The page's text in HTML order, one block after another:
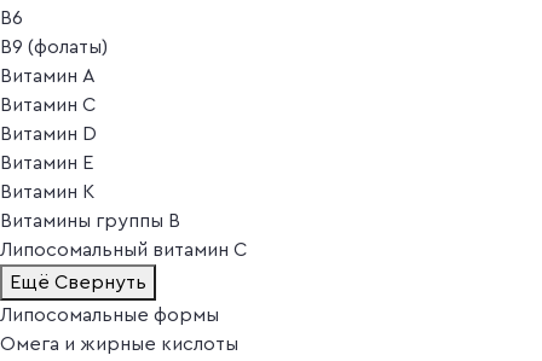
В6
В9 (фолаты)
Витамин A
Витамин C
Витамин D
Витамин E
Витамин K
Витамины группы B
Липосомальный витамин C
Ещё Свернуть
Липосомальные формы
Омега и жирные кислоты